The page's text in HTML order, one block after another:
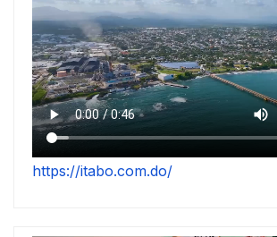
https://itabo.com.do/